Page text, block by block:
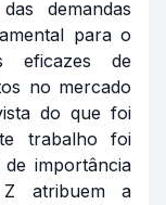
demandas
para o
eficazes de
no mercado
do que foi
trabalho foi
importância
Z atribuem a